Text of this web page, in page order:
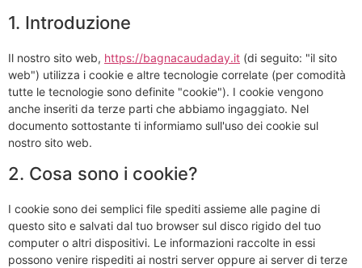
1. Introduzione
Il nostro sito web, https://bagnacaudaday.it (di seguito: "il sito
web") utilizza i cookie e altre tecnologie correlate (per comodità
tutte le tecnologie sono definite "cookie"). I cookie vengono
anche inseriti da terze parti che abbiamo ingaggiato. Nel
documento sottostante ti informiamo sull'uso dei cookie sul
nostro sito web.
2. Cosa sono i cookie?
I cookie sono dei semplici file spediti assieme alle pagine di
questo sito e salvati dal tuo browser sul disco rigido del tuo
computer o altri dispositivi. Le informazioni raccolte in essi
possono venire rispediti ai nostri server oppure ai server di terze